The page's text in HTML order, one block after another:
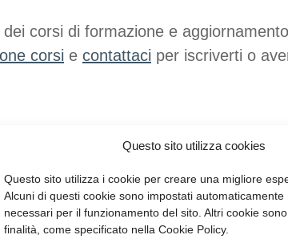
Questo sito utilizza cookies
Questo sito utilizza i cookie per creare una migliore
Alcuni di questi cookie sono impostati automaticamente
necessari per il funzionamento del sito. Altri cookie
finalità, come specificato nella Cookie Policy.
corsi di formazione e
corsi e contattaci per iscriverti o